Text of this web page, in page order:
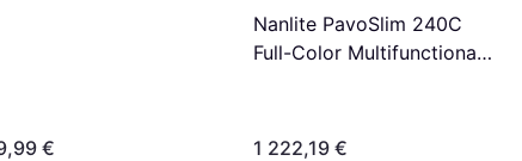
€
Nanlite PavoSlim 240C
Full-Color Multifunctional
1 222,19 €